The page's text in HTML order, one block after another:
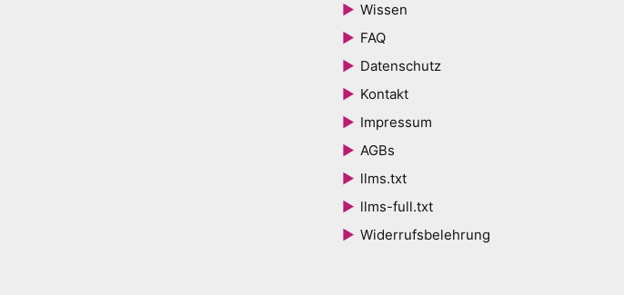
Wissen
FAQ
Datenschutz
Kontakt
Impressum
AGBs
llms.txt
llms-full.txt
Widerrufsbelehrung